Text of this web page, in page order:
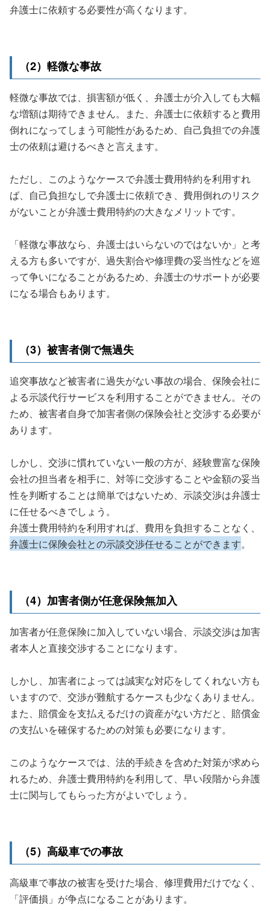
弁護士に依頼する必要性が高くなります。
（2）軽微な事故
軽微な事故では、損害額が低く、弁護士が介入しても大幅
な増額は期待できません。また、弁護士に依頼すると費用
倒れになってしまう可能性があるため、自己負担での弁護
士の依頼は避けるべきと言えます。
ただし、このようなケースで弁護士費用特約を利用すれ
ば、自己負担なしで弁護士に依頼でき、費用倒れのリスク
がないことが弁護士費用特約の大きなメリットです。
「軽微な事故なら、弁護士はいらないのではないか」と考
える方も多いですが、過失割合や修理費の妥当性などを巡
って争いになることがあるため、弁護士のサポートが必要
になる場合もあります。
（3）被害者側で無過失
追突事故など被害者に過失がない事故の場合、保険会社に
よる示談代行サービスを利用することができません。その
ため、被害者自身で加害者側の保険会社と交渉する必要が
あります。
しかし、交渉に慣れていない一般の方が、経験豊富な保険
会社の担当者を相手に、対等に交渉することや金額の妥当
性を判断することは簡単ではないため、示談交渉は弁護士
に任せるべきでしょう。
弁護士費用特約を利用すれば、費用を負担することなく、
弁護士に保険会社との示談交渉任せることができます。
（4）加害者側が任意保険無加入
加害者が任意保険に加入していない場合、示談交渉は加害
者本人と直接交渉することになります。
しかし、加害者によっては誠実な対応をしてくれない方も
いますので、交渉が難航するケースも少なくありません。
また、賠償金を支払えるだけの資産がない方だと、賠償金
の支払いを確保するための対策も必要になります。
このようなケースでは、法的手続きを含めた対策が求めら
れるため、弁護士費用特約を利用して、早い段階から弁護
士に関与してもらった方がよいでしょう。
（5）高級車での事故
高級車で事故の被害を受けた場合、修理費用だけでなく、
「評価損」が争点になることがあります。